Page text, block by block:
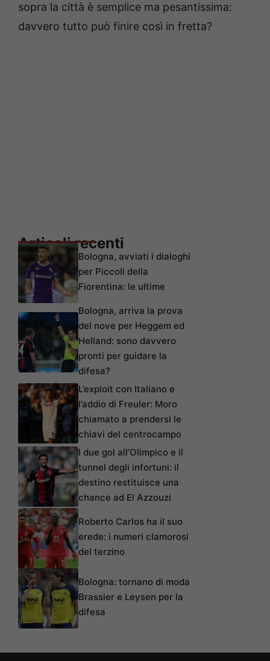
sopra la città è semplice ma pesantissima:
davvero tutto può finire così in fretta?
Articoli recenti
Bologna, avviati i dialoghi
per Piccoli della
Fiorentina: le ultime
Bologna, arriva la prova
del nove per Heggem ed
Helland: sono davvero
pronti per guidare la
difesa?
L’exploit con Italiano e
l’addio di Freuler: Moro
chiamato a prendersi le
chiavi del centrocampo
I due gol all’Olimpico e il
tunnel degli infortuni: il
destino restituisce una
chance ad El Azzouzi
Roberto Carlos ha il suo
erede: i numeri clamorosi
del terzino
Bologna: tornano di moda
Brassier e Leysen per la
difesa